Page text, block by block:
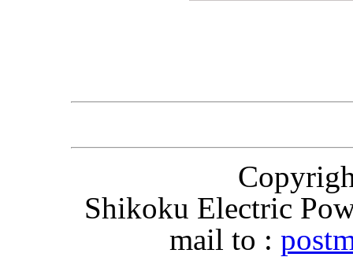
Shikoku Electric
mail to :